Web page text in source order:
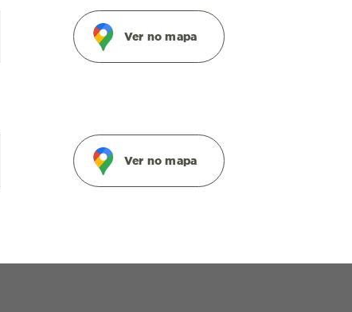
Ver no mapa
Ver no mapa